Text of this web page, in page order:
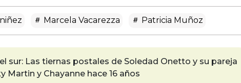
Marcela Vacarezza Patricia Muñoz
sur: Las tiernas postales de Soledad Onetto y su pareja
Martin y Chayanne hace 16 años